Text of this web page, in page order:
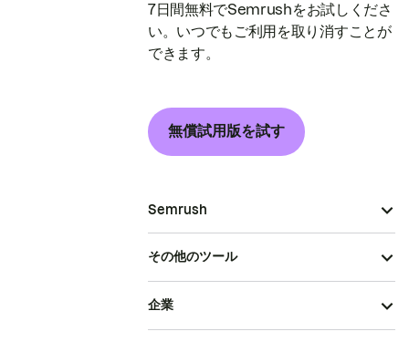
7日間無料でSemrushをお試しくださ
い。いつでもご利用を取り消すことが
できます。
無償試用版を試す
Semrush
その他のツール
企業